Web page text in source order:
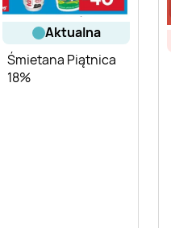
aktualna
Śmietana Piątnica
18%